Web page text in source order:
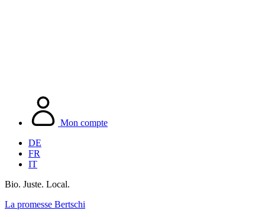
Mon compte
DE
FR
IT
Bio. Juste. Local.
La promesse Bertschi